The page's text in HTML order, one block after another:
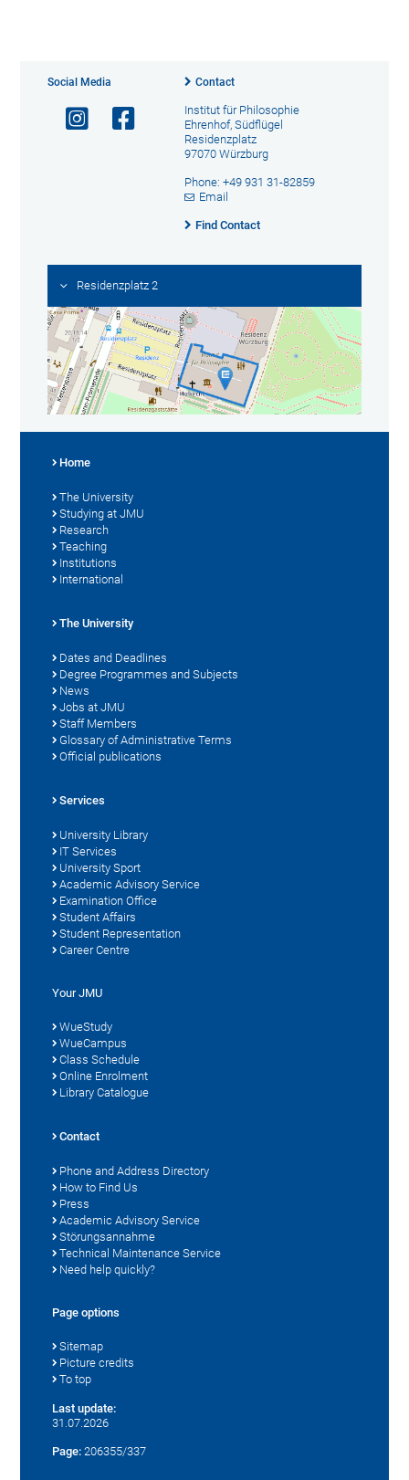
Social Media Contact
Institut für Philosophie
Ehrenhof, Südflügel
Residenzplatz
97070 Würzburg
Phone: +49 931 31-82859
Email
Find Contact
Residenzplatz 2
Home
The University
Studying at JMU
Research
Teaching
Institutions
International
The University
Dates and Deadlines
Degree Programmes and Subjects
News
Jobs at JMU
Staff Members
Glossary of Administrative Terms
Official publications
Services
University Library
IT Services
University Sport
Academic Advisory Service
Examination Office
Student Affairs
Student Representation
Career Centre
Your JMU
WueStudy
WueCampus
Class Schedule
Online Enrolment
Library Catalogue
Contact
Phone and Address Directory
How to Find Us
Press
Academic Advisory Service
Störungsannahme
Technical Maintenance Service
Need help quickly?
Page options
Sitemap
Picture credits
To top
Last update:
31.07.2026
Page: 206355/337